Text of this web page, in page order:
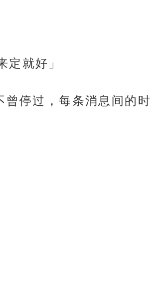
就好」
停过，每条消息间的